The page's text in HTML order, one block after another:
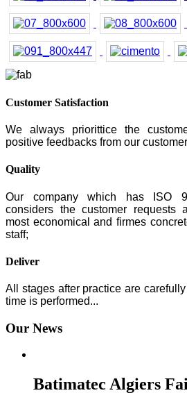
Customer Satisfaction
We always priorittice the
positive feedbacks from our
Quality
Our company which has ISO
considers the customer requests
most economical and firmes
staff;
Deliver
All stages after practice are
time is performed...
Our News
Batimatec Algiers